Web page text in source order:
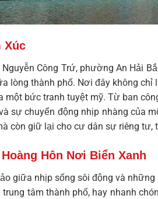
Xúc
Công Trứ, phường An Hải
lòng thành phố. Nơi đây không
bức tranh tuyệt mỹ. Từ ban
sự chuyển động nhịp nhàng của
còn giữ lại cho cư dân sự riêng tư,
Hôn Nơi Biển Xanh
giữa nhịp sống sôi động và
tâm thành phố, hay nhanh